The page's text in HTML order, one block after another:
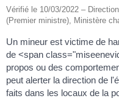
Vérifié le 10/03/2022 –
(Premier ministre), Ministère
Un mineur est victime de
de <span
propos ou des
peut alerter la direction de
faits dans les locaux de la